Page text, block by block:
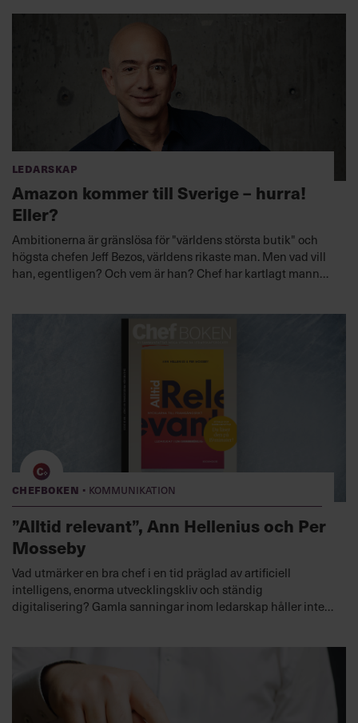
Ledarskap
Amazon kommer till Sverige – hurra!
Eller?
Ambitionerna är gränslösa för "världens största butik" och
högsta chefen Jeff Bezos, världens rikaste man. Men vad vill
han, egentligen? Och vem är han? Chef har kartlagt mannen
Chefboken · Kommunikation
”Alltid relevant”, Ann Hellenius och Per
Mosseby
Vad utmärker en bra chef i en tid präglad av artificiell
intelligens, enorma utvecklingskliv och ständig
digitalisering? Gamla sanningar inom ledarskap håller inte
dig som chef till vad som krävs för att förbli relevant.
Lyssna nu